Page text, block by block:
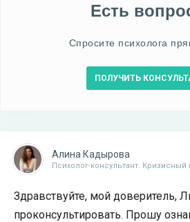
Есть
Спросите психолога
ПОЛУЧИТЬ
Алина Кадырова
Психолог-консультант. Кризисный
Здравствуйте, мой доверитель,
проконсультировать. Прошу